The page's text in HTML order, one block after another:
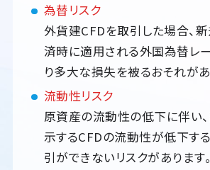
為替リスク
外貨建CFDを取引した場合、
済時に適用される外国為替レ
り多大な損失を被るおそれがあ
流動性リスク
原資産の流動性の低下に伴い
示するCFDの流動性が低下す
引ができないリスクがあります